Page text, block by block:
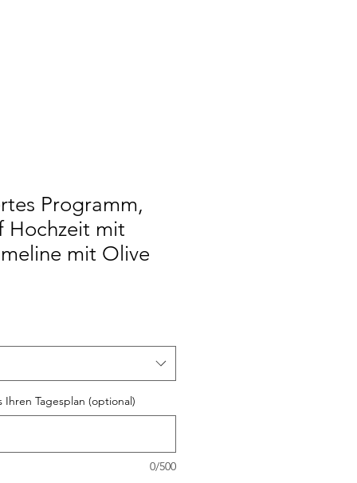
Programm,
Hochzeit mit
mit Olive
Ihren Tagesplan (optional)
0/500